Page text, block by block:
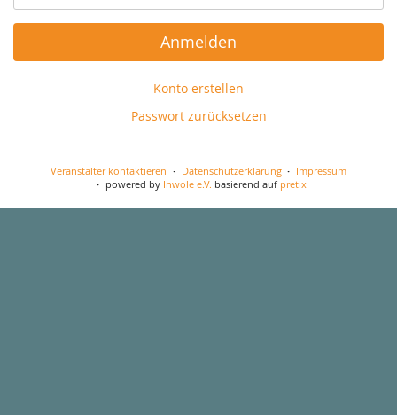
Anmelden
Konto erstellen
Passwort zurücksetzen
Veranstalter kontaktieren Datenschutzerklärung
Impressum
powered by Inwole e.V. basierend auf pretix